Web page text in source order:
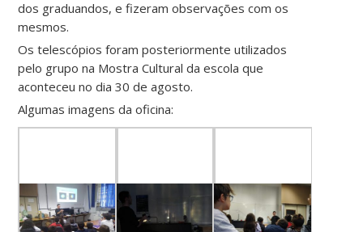
dos graduandos, e fizeram observações com os
mesmos.
Os telescópios foram posteriormente utilizados
pelo grupo na Mostra Cultural da escola que
aconteceu no dia 30 de agosto.
Algumas imagens da oficina: